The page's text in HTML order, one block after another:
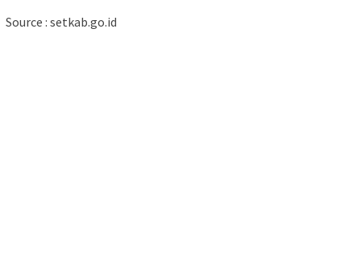
Source : setkab.go.id